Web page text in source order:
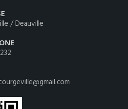
/ Deauville